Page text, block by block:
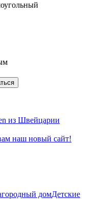
из Швейцарии
наш новый сайт!
домДетские